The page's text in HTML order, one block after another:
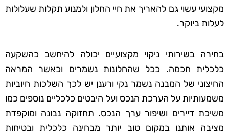
מקצועי עשוי גם להאריך את חיי החלון ולמנוע תקלות שעלולות
לעלות ביוקר.
בחירה בשירותי ניקוי מקצועיים יכולה להיחשב כהשקעה
כלכלית חכמה. ככל שהחלונות נשמרים וכאשר המראה
החיצוני של המבנה נשמר נקי ורענן יש לכך השלכות חיוביות
משמעותיות על הערכת הנכס ועל היבטים כלכליים נוספים כמו
משיכת דיירים ושיפור ערך הנכס. תחזוקה נבונה ומוקפדת
מציבה אותנו במקום טוב יותר מבחינה כלכלית ובטיחות